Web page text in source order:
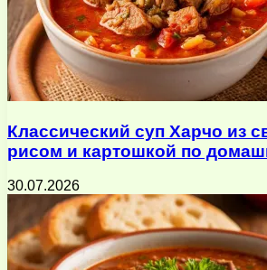
Классический суп Харчо из
рисом и картошкой по
30.07.2026